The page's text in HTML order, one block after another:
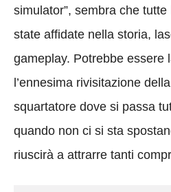
simulator”, sembra che
state affidate nella storia,
gameplay. Potrebbe essere
l’ennesima rivisitazione
squartatore dove si passa
quando non ci si sta
riuscirà a attrarre tanti